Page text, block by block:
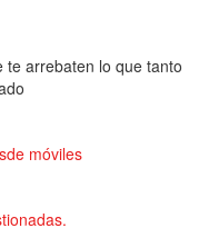
te arrebaten lo que tanto
móviles